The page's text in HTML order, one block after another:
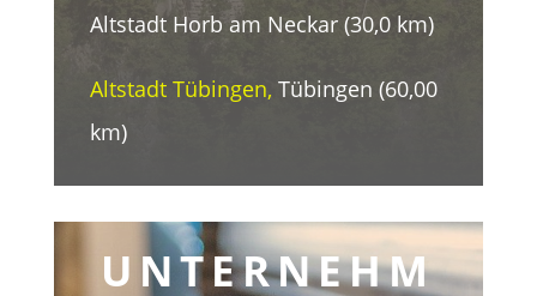
Altstadt Horb am Neckar (30,0 km)
Altstadt Tübingen, Tübingen (60,00
km)
UNTERNEHM